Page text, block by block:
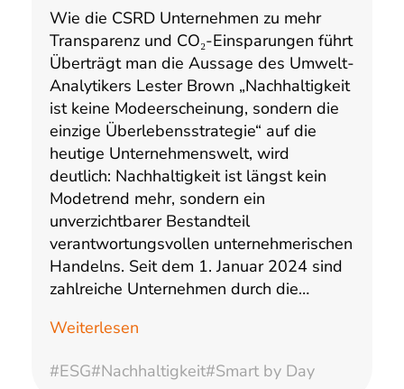
Wie die CSRD Unternehmen zu mehr
Transparenz und CO₂-Einsparungen führt
Überträgt man die Aussage des Umwelt-
Analytikers Lester Brown „Nachhaltigkeit
ist keine Modeerscheinung, sondern die
einzige Überlebensstrategie“ auf die
heutige Unternehmenswelt, wird
deutlich: Nachhaltigkeit ist längst kein
Modetrend mehr, sondern ein
unverzichtbarer Bestandteil
verantwortungsvollen unternehmerischen
Handelns. Seit dem 1. Januar 2024 sind
zahlreiche Unternehmen durch die…
Weiterlesen
#ESG#Nachhaltigkeit#Smart by Day